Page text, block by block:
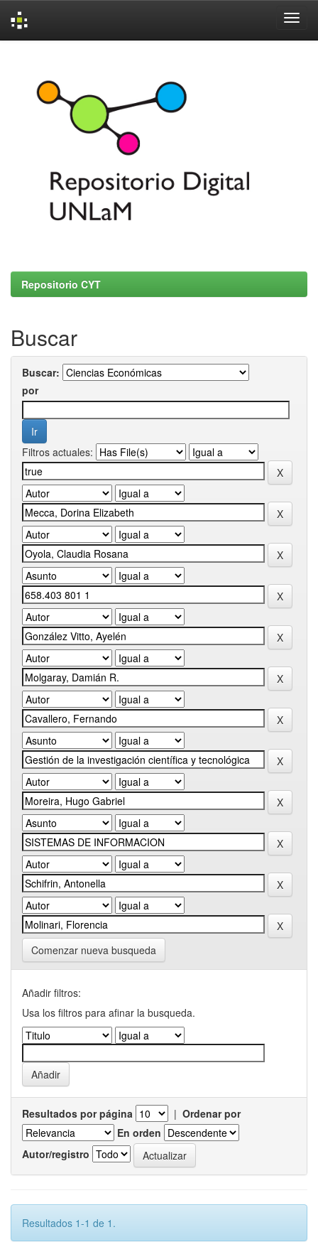
Repositorio CYT
Buscar
Buscar:
por
Filtros actuales:
Comenzar nueva busqueda
Añadir filtros:
Usa los filtros para afinar la busqueda.
Resultados por página | Ordenar por
En orden
Autor/registro
Resultados 1-1 de 1.